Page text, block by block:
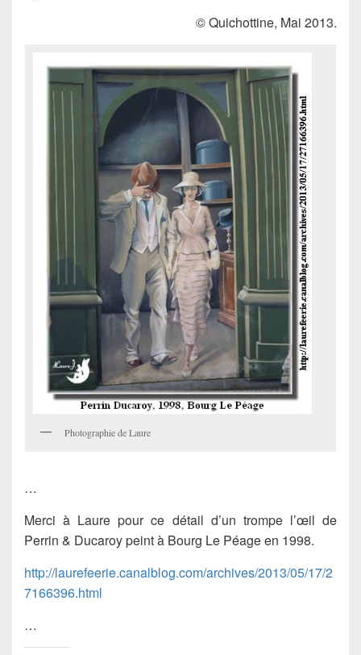
© Quichottine, Mai 2013.
Photographie de Laure
…
Merci à Laure pour ce détail d’un trompe l’œil de
Perrin & Ducaroy peint à Bourg Le Péage en 1998.
http://laurefeerie.canalblog.com/archives/2013/05/17/2
7166396.html
…